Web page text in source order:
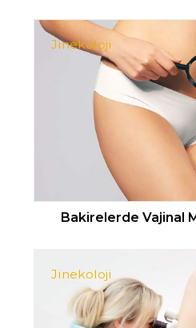
Jinekoloji
Bakirelerde Vajinal
Jinekoloji